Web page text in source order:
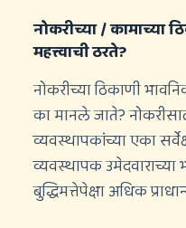
नोकरीच्या / कामाच्या
महत्त्वाची ठरते?
नोकरीच्या ठिकाणी
का मानले जाते?
व्यवस्थापकांच्या एका
व्यवस्थापक उमेदवाराच्या
बुद्धिमत्तेपेक्षा अधिक